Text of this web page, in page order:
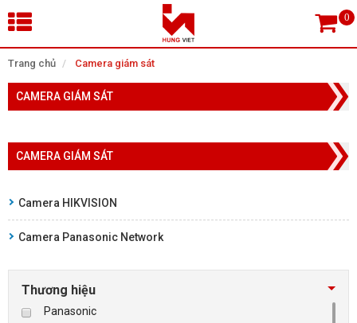
Trang chủ Camera giám sát
CAMERA GIÁM SÁT
CAMERA GIÁM SÁT
Camera HIKVISION
Camera Panasonic Network
Thương hiệu
Panasonic
×
Tìm theo danh mục
TRANG CHỦ
CAMERA GIÁM SÁT